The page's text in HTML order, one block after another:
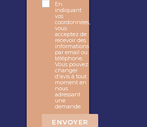
En
indiquant
vos
coordonnées,
vous
acceptez de
recevoir des
informations
par email ou
téléphone.
Vous pouvez
changer
d'avis à tout
moment en
nous
adressant
une
demande.
ENVOYER